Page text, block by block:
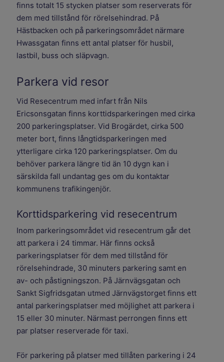
finns totalt 15 stycken platser som reserverats för
dem med tillstånd för rörelsehindrad. På
Hästbacken och på parkeringsområdet närmare
Hwassgatan finns ett antal platser för husbil,
lastbil, buss och släpvagn.
Parkera vid resor
Vid Resecentrum med infart från Nils
Ericsonsgatan finns korttidsparkeringen med cirka
200 parkeringsplatser. Vid Brogärdet, cirka 500
meter bort, finns långtidsparkeringen med
ytterligare cirka 120 parkeringsplatser. Om du
behöver parkera längre tid än 10 dygn kan i
särskilda fall undantag ges om du kontaktar
kommunens trafikingenjör.
Korttidsparkering vid resecentrum
Inom parkeringsområdet vid resecentrum går det
att parkera i 24 timmar. Här finns också
parkeringsplatser för dem med tillstånd för
rörelsehindrade, 30 minuters parkering samt en
av- och påstigningszon. På Järnvägsgatan och
Sankt Sigfridsgatan utmed Järnvägstorget finns ett
antal parkeringsplatser med möjlighet att parkera i
15 eller 30 minuter. Närmast perrongen finns ett
par platser reserverade för taxi.
För parkering på platser med tillåten parkering i 24